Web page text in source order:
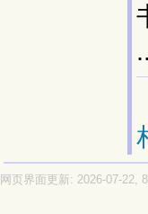
网页界面更新: 2026-07-22,